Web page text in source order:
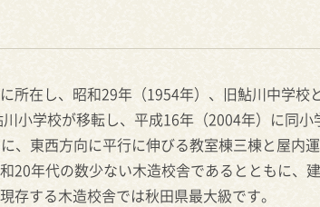
所在し、昭和29年（1954年）、旧鮎川中学
小学校が移転し、平成16年（2004年）に同
、東西方向に平行に伸びる教室棟三棟と屋内
20年代の数少ない木造校舎であるとともに、
する木造校舎では秋田県最大級です。